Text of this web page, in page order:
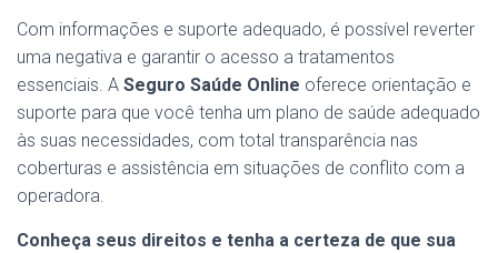
Com informações e suporte adequado, é possível reverter
uma negativa e garantir o acesso a tratamentos
essenciais. A Seguro Saúde Online oferece orientação e
suporte para que você tenha um plano de saúde adequado
às suas necessidades, com total transparência nas
coberturas e assistência em situações de conflito com a
operadora.
Conheça seus direitos e tenha a certeza de que sua